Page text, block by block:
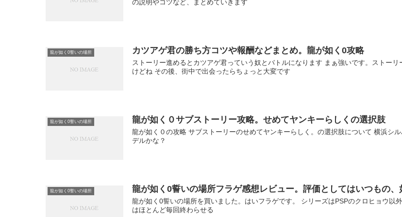
の説明やコツなど、まとめていきます
龍が如く0誓いの場所 カツアゲ君の勝ち方コツや報酬などまとめ。龍が如く0攻略
ストーリー進めるとカツアゲ君っていう奴とバトルになります まぁ強いです。ストー
けどね その後、街中で出会ったらちょっと大変です
龍が如く0誓いの場所 龍が如く０サブストーリー攻略。せめてヤンキーらしくの選択肢
龍が如く０の攻略 サブストーリーのせめてヤンキーらしく。の選択肢について 横浜シ
デルかな？
龍が如く0誓いの場所 龍が如く0誓いの場所フラゲ感想レビュー。評価としてはいつもの、
龍が如く0誓いの場所を買いました。はいフラゲです。 シリーズはPSPのクロヒョウ以
はほとんど毎回終わらせる